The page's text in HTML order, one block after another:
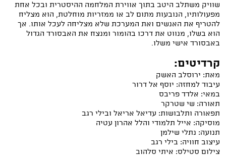
שוויק משתלב היטב בתוך אווירת המלחמה ההיסטרית ובכל אחת
מפעולותיו, הנובעות מתום לב או ממזריות מוחלטת, הוא מצליח
להטריף את האנשים ואת המערכת שלא מצליחה לעכל אותו. אך
הוא בשלו, מנווט את דרכו בהומור ומנצח את האבסורד הגדול
באבסורד אישי משלו.
קרדיטים:
מאת: ירוסלב האשק
עיבוד למחזה: יוסף אל דרור
במאי: אלדד פריבס
תאורה: שי שטרקר
תפאורה ותלבושות: עדיאל אריאל ובילי רגב
מוסיקה: אייל תלמודי והלל אהרון עטיה
תנועה: נתלי שילמן
עיצוב חוויה: בילי רגב
צילום סטילס: איתי סלהוב